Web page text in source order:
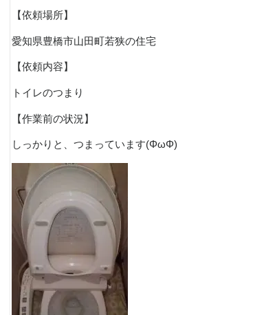
【依頼場所】
愛知県豊橋市山田町若狭の住宅
【依頼内容】
トイレのつまり
【作業前の状況】
しっかりと、つまっています(ΦωΦ)